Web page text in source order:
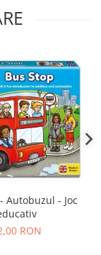
Autobuzul - Joc
RON